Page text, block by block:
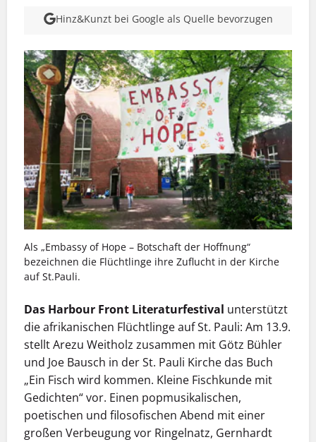
Hinz&Kunzt bei Google als Quelle bevorzugen
Als „Embassy of Hope – Botschaft der Hoffnung“
bezeichnen die Flüchtlinge ihre Zuflucht in der Kirche
auf St.Pauli.
Das Harbour Front Literaturfestival unterstützt
die afrikanischen Flüchtlinge auf St. Pauli: Am 13.9.
stellt Arezu Weitholz zusammen mit Götz Bühler
und Joe Bausch in der St. Pauli Kirche das Buch
„Ein Fisch wird kommen. Kleine Fischkunde mit
Gedichten“ vor. Einen popmusikalischen,
poetischen und filosofischen Abend mit einer
großen Verbeugung vor Ringelnatz, Gernhardt